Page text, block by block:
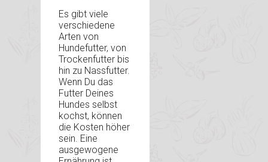
Es gibt viele
verschiedene
Arten von
Hundefutter, von
Trockenfutter bis
hin zu Nassfutter.
Wenn Du das
Futter Deines
Hundes selbst
kochst, können
die Kosten höher
sein. Eine
ausgewogene